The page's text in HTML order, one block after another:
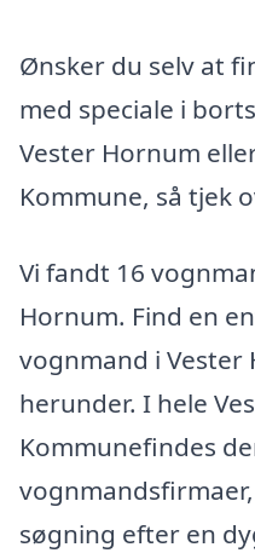
Ønsker du selv at
med speciale i
Vester Hornum
Kommune, så tjek
Vi fandt 16
Hornum. Find en
vognmand i
herunder. I hele
Kommunefindes
søgning efter en